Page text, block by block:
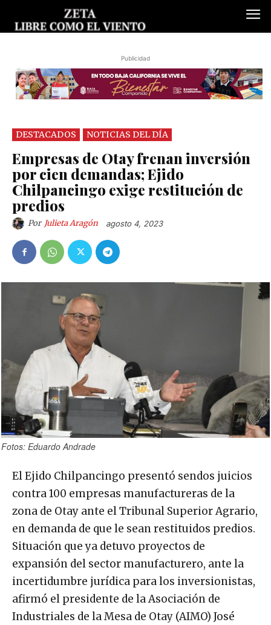
Publicidad
DESTACADOS NOTICIAS DEL DÍA
Empresas de Otay frenan inversión
por cien demandas; Ejido
Chilpancingo exige restitución de
predios
Por Julieta Aragón agosto 4, 2023
Fotos: Eduardo Andrade
El Ejido Chilpancingo presentó sendos juicios
contra 100 empresas manufactureras de la
zona de Otay ante el Tribunal Superior Agrario,
en demanda de que le sean restituidos predios.
Situación que ya detuvo proyectos de
expansión del sector manufacturero, ante la
incertidumbre jurídica para los inversionistas,
afirmó el presidente de la Asociación de
Industriales de la Mesa de Otay (AIMO) José